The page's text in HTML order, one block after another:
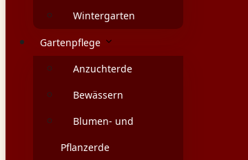
Wintergarten
Gartenpflege
Anzuchterde
Bewässern
Blumen- und
Pflanzerde